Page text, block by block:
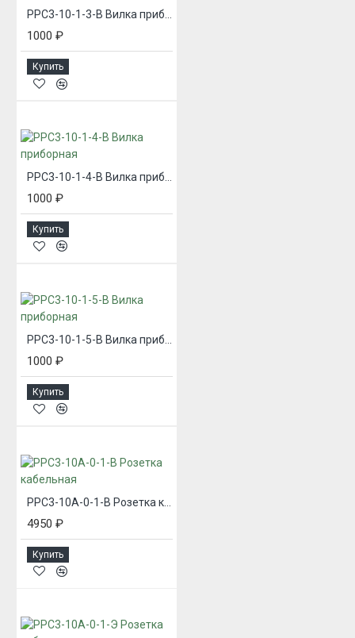
РРС3-10-1-3-В Вилка приборная
1000 ₽
Купить
1000 ₽
Купить
1000 ₽
Купить
4950 ₽
Купить